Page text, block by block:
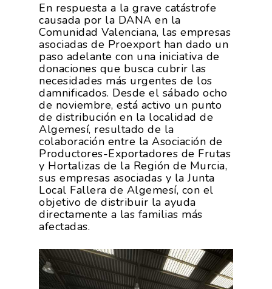
En respuesta a la grave catástrofe
causada por la DANA en la
Comunidad Valenciana, las empresas
asociadas de Proexport han dado un
paso adelante con una iniciativa de
donaciones que busca cubrir las
necesidades más urgentes de los
damnificados. Desde el sábado ocho
de noviembre, está activo un punto
de distribución en la localidad de
Algemesí, resultado de la
colaboración entre la Asociación de
Productores-Exportadores de Frutas
y Hortalizas de la Región de Murcia,
sus empresas asociadas y la Junta
Local Fallera de Algemesí, con el
objetivo de distribuir la ayuda
directamente a las familias más
afectadas.